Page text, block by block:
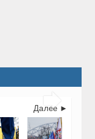

Далее ►